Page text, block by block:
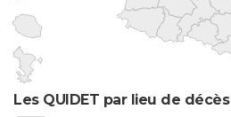
Les QUIDET par lieu de décès